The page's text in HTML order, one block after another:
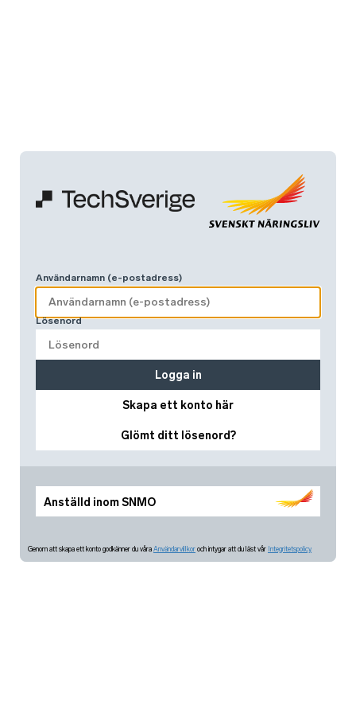
Anställd inom SNMO
Användarnamn (e-postadress)
Lösenord
Skapa ett konto här
Glömt ditt lösenord?
Logga in
Genom att skapa ett konto godkänner du våra Användarvillkor och intygar att du läst vår Integritetspolicy.